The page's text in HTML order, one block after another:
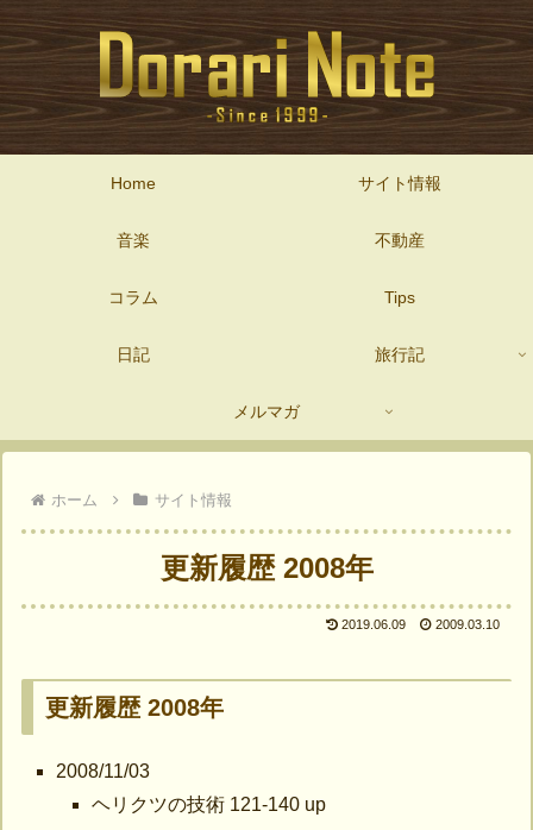
Home サイト情報
音楽 不動産
コラム Tips
日記 旅行記
メルマガ
ホーム サイト情報
更新履歴 2008年
2019.06.09 2009.03.10
更新履歴 2008年
2008/11/03
ヘリクツの技術 121-140 up